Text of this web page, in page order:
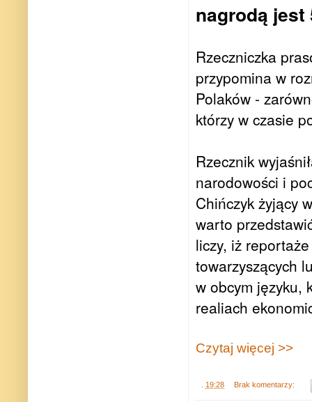
nagrodą jest
Rzeczniczka
przypomina w
Polaków -
którzy w czasie
Rzecznik
narodowości i
Chińczyk żyjący
warto
liczy, iż
towarzyszących
w obcym języku,
realiach
Czytaj więcej >>
. 19:28 Brak komentarzy: